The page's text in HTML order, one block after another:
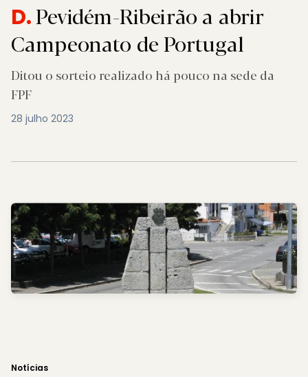
D.Pevidém-Ribeirão a abrir
Campeonato de Portugal
Ditou o sorteio realizado há pouco na sede da
FPF
28 julho 2023
Notícias